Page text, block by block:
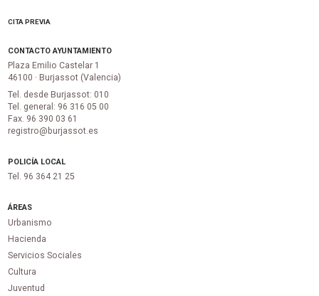
CITA PREVIA
CONTACTO AYUNTAMIENTO
Plaza Emilio Castelar 1
46100 · Burjassot (Valencia)
Tel. desde Burjassot: 010
Tel. general: 96 316 05 00
Fax. 96 390 03 61
registro@burjassot.es
POLICÍA LOCAL
Tel. 96 364 21 25
ÁREAS
Urbanismo
Hacienda
Servicios Sociales
Cultura
Juventud